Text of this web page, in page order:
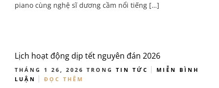
piano cùng nghệ sĩ dương cầm nổi tiếng […]
Lịch hoạt động dịp tết nguyên đán 2026
THÁNG 1 26, 2026 TRONG TIN TỨC
MIỄN BÌNH
LUẬN
ĐỌC THÊM